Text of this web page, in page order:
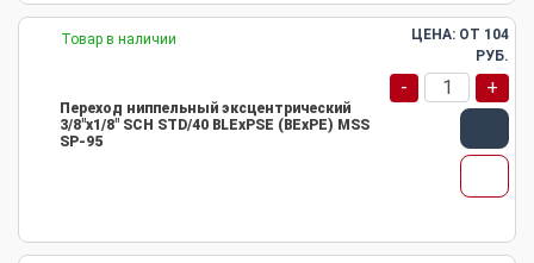
Товар в наличии
Переход ниппельный эксцентрический
3/8"х1/8" SCH STD/40 BLEхPSE (BEхPE) MSS
SP-95
ЦЕНА: ОТ 104
РУБ.
- +